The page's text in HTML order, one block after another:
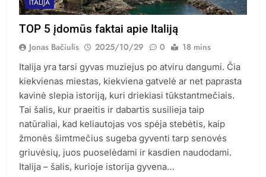
ITALIJA
TOP 5 įdomūs faktai apie Italiją
Jonas Bačiulis 2025/10/29 0 18 mins
Italija yra tarsi gyvas muziejus po atviru dangumi. Čia
kiekvienas miestas, kiekviena gatvelė ar net paprasta
kavinė slepia istoriją, kuri driekiasi tūkstantmečiais.
Tai šalis, kur praeitis ir dabartis susilieja taip
natūraliai, kad keliautojas vos spėja stebėtis, kaip
žmonės šimtmečius sugeba gyventi tarp senovės
griuvėsių, juos puoselėdami ir kasdien naudodami.
Italija – šalis, kurioje istorija gyvena…